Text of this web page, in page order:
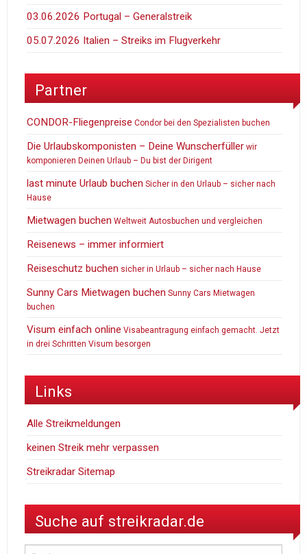
03.06.2026 Portugal – Generalstreik
05.07.2026 Italien – Streiks im Flugverkehr
Partner
CONDOR-Fliegenpreise Condor bei den Spezialisten buchen
Die Urlaubskomponisten – Deine Wunscherfüller wir
komponieren Deinen Urlaub – Du bist der Dirigent
last minute Urlaub buchen Sicher in den Urlaub – sicher nach
Hause
Mietwagen buchen Weltweit Autosbuchen und vergleichen
Reisenews – immer informiert
Reiseschutz buchen sicher in Urlaub – sicher nach Hause
Sunny Cars Mietwagen buchen Sunny Cars Mietwagen
buchen
Visum einfach online Visabeantragung einfach gemacht. Jetzt
in drei Schritten Visum besorgen
Links
Alle Streikmeldungen
keinen Streik mehr verpassen
Streikradar Sitemap
Suche auf streikradar.de